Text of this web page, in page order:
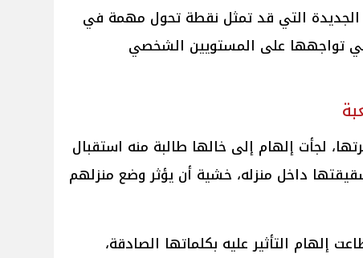
التي قد تمثل نقطة تحول مهمة في
تواجهها على المستويين الشخصي
لجأت إلهام إلى خالها طالبة منه استقبال
داخل منزله، خشية أن يؤثر وضع منزلهم
إلهام التأثير عليه بكلماتها الصادقة،